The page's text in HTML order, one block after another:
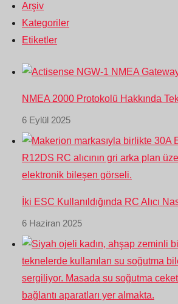
Arşiv
Kategoriler
Etiketler
NMEA 2000 Protokolü Hakkında
6 Eylül 2025
İki ESC Kullanıldığında RC Alıcı
6 Haziran 2025